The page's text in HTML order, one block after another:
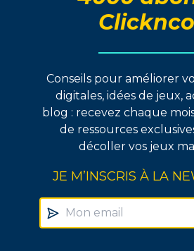
Conseils pour améliorer
digitales, idées de jeux,
blog : recevez chaque
de ressources
décoller vos jeux
JE M’INSCRIS À LA